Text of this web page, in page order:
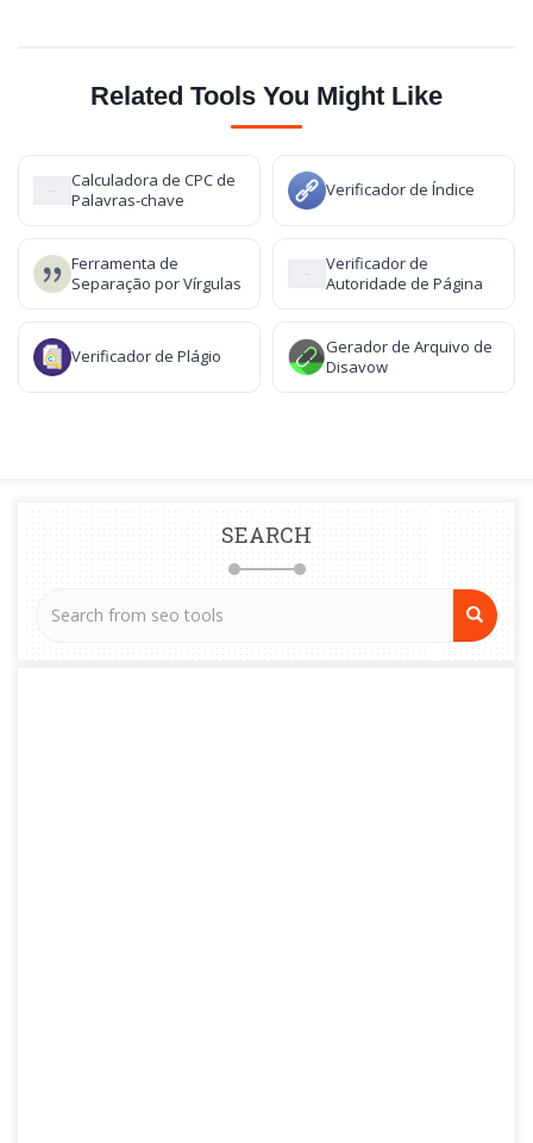
Related Tools You Might Like
Calculadora de CPC de
Palavras-chave
Verificador de Índice
Ferramenta de
Separação por Vírgulas
Verificador de
Autoridade de Página
Verificador de Plágio
Gerador de Arquivo de
Disavow
SEARCH